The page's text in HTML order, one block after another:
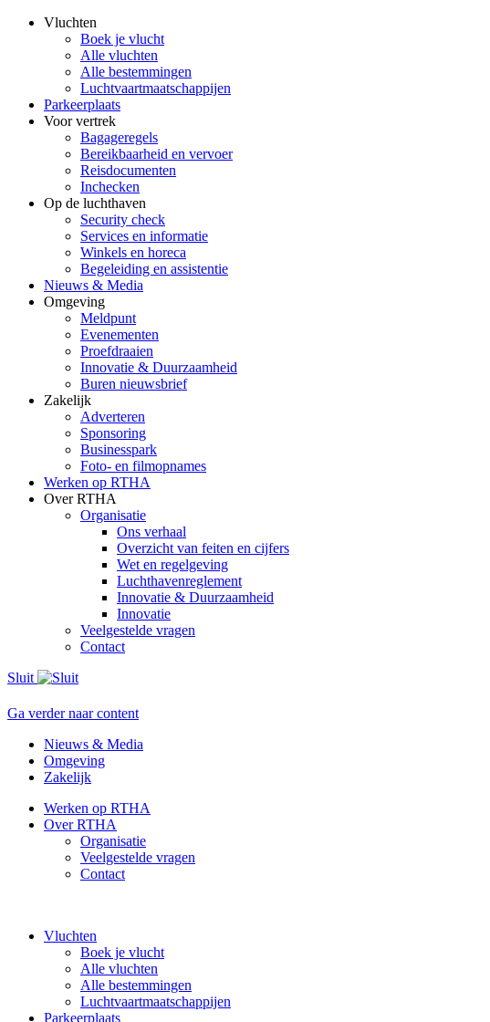
Vluchten
Boek je vlucht
Alle vluchten
Alle bestemmingen
Luchtvaartmaatschappijen
Parkeerplaats
Voor vertrek
Bagageregels
Bereikbaarheid en vervoer
Reisdocumenten
Inchecken
Op de luchthaven
Security check
Services en informatie
Winkels en horeca
Begeleiding en assistentie
Nieuws & Media
Omgeving
Meldpunt
Evenementen
Proefdraaien
Innovatie & Duurzaamheid
Buren nieuwsbrief
Zakelijk
Adverteren
Sponsoring
Businesspark
Foto- en filmopnames
Werken op RTHA
Over RTHA
Organisatie
Ons verhaal
Overzicht van feiten en cijfers
Wet en regelgeving
Luchthavenreglement
Innovatie & Duurzaamheid
Innovatie
Veelgestelde vragen
Contact
Sluit
Ga verder naar content
Nieuws & Media
Omgeving
Zakelijk
Werken op RTHA
Over RTHA
Organisatie
Veelgestelde vragen
Contact
Vluchten
Boek je vlucht
Alle vluchten
Alle bestemmingen
Luchtvaartmaatschappijen
Parkeerplaats